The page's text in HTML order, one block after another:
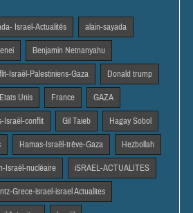
Israel-Actualités alain-sayada
Benjamin Netnanyahu
Israël-Palestiniens-Gaza Donald trump
Etats Unis France GAZA
Israël-conflit Gil Taieb Hagay Sobol
Hamas-Israël-trêve-Gaza Hezbollah
Israël-nucléaire iSRAEL-ACTUALITES
Grece-israel-israel Actualites